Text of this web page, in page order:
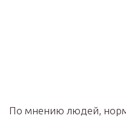
По мнению людей,